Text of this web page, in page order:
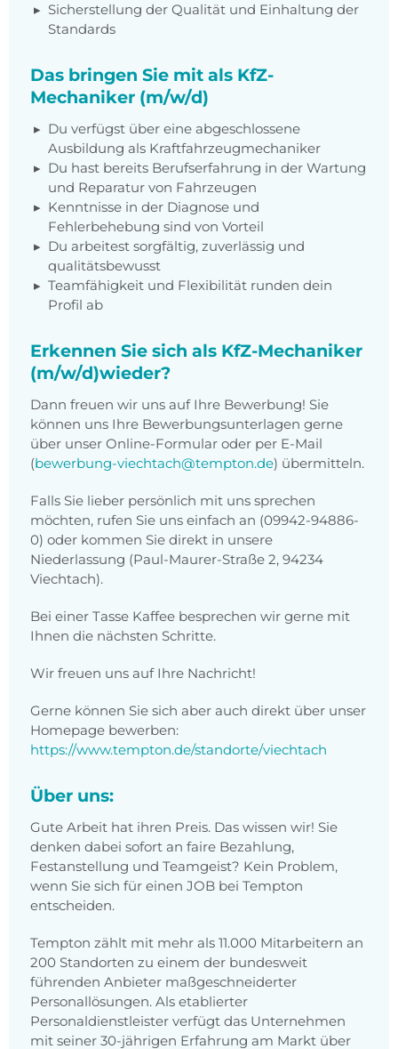
Sicherstellung der Qualität und Einhaltung der
Standards
Das bringen Sie mit als KfZ-
Mechaniker (m/w/d)
Du verfügst über eine abgeschlossene
Ausbildung als Kraftfahrzeugmechaniker
Du hast bereits Berufserfahrung in der Wartung
und Reparatur von Fahrzeugen
Kenntnisse in der Diagnose und
Fehlerbehebung sind von Vorteil
Du arbeitest sorgfältig, zuverlässig und
qualitätsbewusst
Teamfähigkeit und Flexibilität runden dein
Profil ab
Erkennen Sie sich als KfZ-Mechaniker
(m/w/d)wieder?
Dann freuen wir uns auf Ihre Bewerbung! Sie
können uns Ihre Bewerbungsunterlagen gerne
über unser Online-Formular oder per E-Mail
(bewerbung-viechtach@tempton.de) übermitteln.
Falls Sie lieber persönlich mit uns sprechen
möchten, rufen Sie uns einfach an (09942-94886-
0) oder kommen Sie direkt in unsere
Niederlassung (Paul-Maurer-Straße 2, 94234
Viechtach).
Bei einer Tasse Kaffee besprechen wir gerne mit
Ihnen die nächsten Schritte.
Wir freuen uns auf Ihre Nachricht!
Gerne können Sie sich aber auch direkt über unser
Homepage bewerben:
https://www.tempton.de/standorte/viechtach
Über uns:
Gute Arbeit hat ihren Preis. Das wissen wir! Sie
denken dabei sofort an faire Bezahlung,
Festanstellung und Teamgeist? Kein Problem,
wenn Sie sich für einen JOB bei Tempton
entscheiden.
Tempton zählt mit mehr als 11.000 Mitarbeitern an
200 Standorten zu einem der bundesweit
führenden Anbieter maßgeschneiderter
Personallösungen. Als etablierter
Personaldienstleister verfügt das Unternehmen
mit seiner 30-jährigen Erfahrung am Markt über